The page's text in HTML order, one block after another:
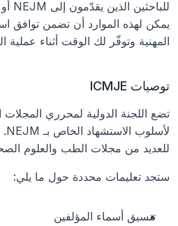
المهنية وتوفّر لك الوقت أثناء عملية
توصيات ICMJE
للعديد من مجلات الطب والعلوم
ستجد تعليمات محددة حول ما يلي:
تنسيق أسماء المؤلفين